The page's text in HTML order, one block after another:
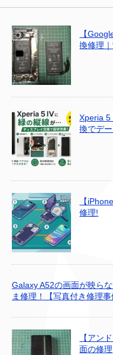
【
換修理
Xperia
換でデ
【
修理!
Galaxy A52の画面が映ら
ま修理！【写真付き修理事
【アン
面の修理